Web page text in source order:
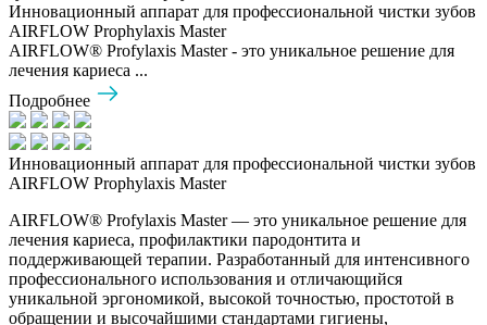
Инновационный аппарат для профессиональной чистки зубов
AIRFLOW Prophylaxis Master
AIRFLOW® Profylaxis Master - это уникальное решение для
лечения кариеса ...
Подробнее
Инновационный аппарат для профессиональной чистки зубов
AIRFLOW Prophylaxis Master
AIRFLOW® Profylaxis Master — это уникальное решение для
лечения кариеса, профилактики пародонтита и
поддерживающей терапии. Разработанный для интенсивного
профессионального использования и отличающийся
уникальной эргономикой, высокой точностью, простотой в
обращении и высочайшими стандартами гигиены,